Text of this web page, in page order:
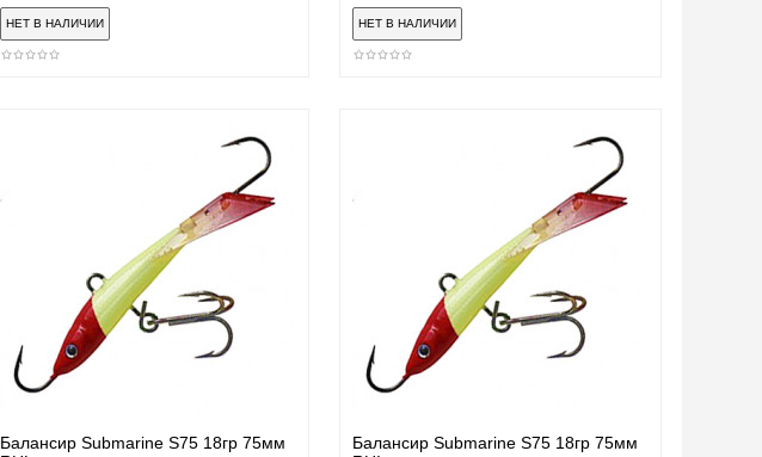
Балансир Submarine S75 18гр 75мм
Балансир Submarine S75 18гр 75мм